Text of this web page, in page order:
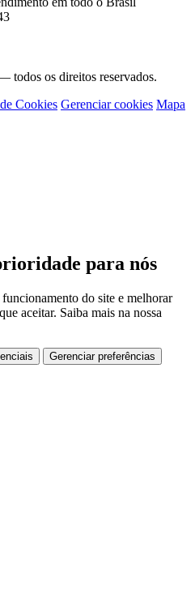
os direitos reservados.
Cookies Gerenciar cookies Mapa
para nós
do site e melhorar
aceitar. Saiba mais na nossa
Gerenciar preferências